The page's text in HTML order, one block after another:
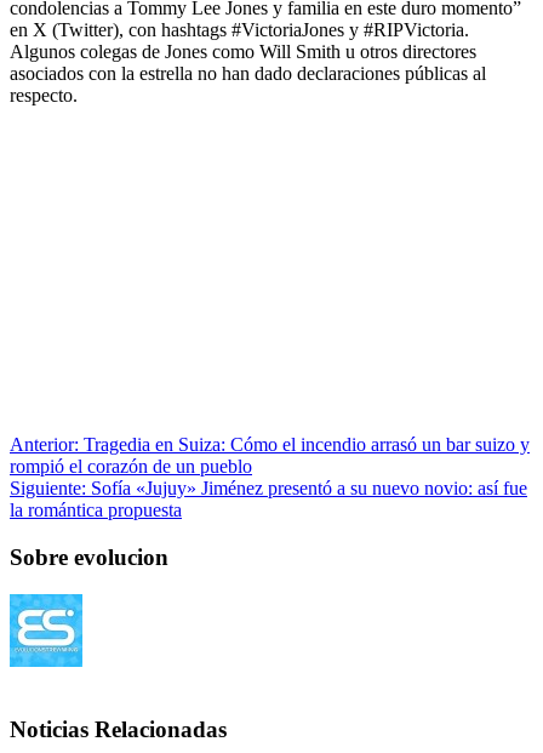
condolencias a Tommy Lee Jones y familia en este duro momento”
en X (Twitter), con hashtags #VictoriaJones y #RIPVictoria.
Algunos colegas de Jones como Will Smith u otros directores
asociados con la estrella no han dado declaraciones públicas al
respecto.
Anterior: Tragedia en Suiza: Cómo el incendio arrasó un bar suizo y
rompió el corazón de un pueblo
Siguiente: Sofía «Jujuy» Jiménez presentó a su nuevo novio: así fue
la romántica propuesta
Sobre evolucion
Noticias Relacionadas